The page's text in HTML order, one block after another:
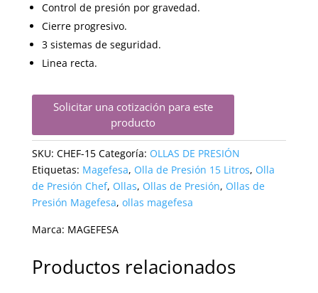
Control de presión por gravedad.
Cierre progresivo.
3 sistemas de seguridad.
Linea recta.
Solicitar una cotización para este
producto
SKU: CHEF-15 Categoría: OLLAS DE PRESIÓN
Etiquetas: Magefesa, Olla de Presión 15 Litros, Olla
de Presión Chef, Ollas, Ollas de Presión, Ollas de
Presión Magefesa, ollas magefesa
Marca: MAGEFESA
Productos relacionados